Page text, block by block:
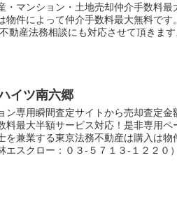
・マンション・土地売却仲介手数料
件によって仲介手数料最大無料です
動産法務相談にも対応させて頂きます
イツ南六郷
ン専用瞬間査定サイトから売却査定
料最大半額サービス対応！是非専用
を兼業する東京法務不動産は購入は
エスクロー：０３-５７１３-１２２０